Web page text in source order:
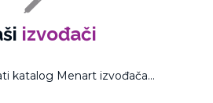
izvođači
katalog Menart izvođača...